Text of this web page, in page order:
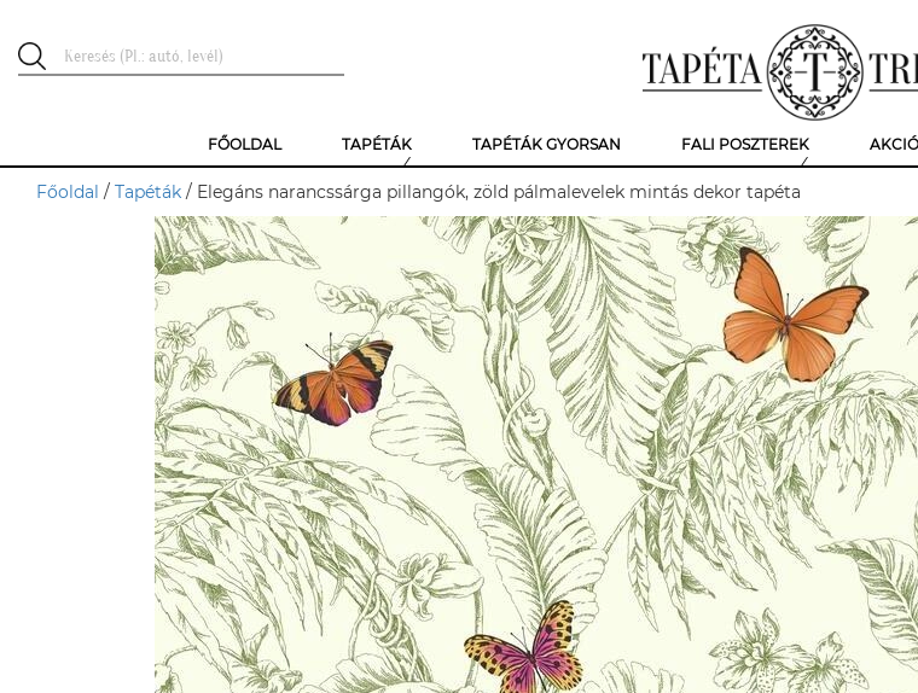
FŐOLDAL TAPÉTÁK TAPÉTÁK GYORSAN FALI POSZTEREK
Főoldal / Tapéták / Elegáns narancssárga pillangók, zöld pálmalevelek mintás dekor tapéta